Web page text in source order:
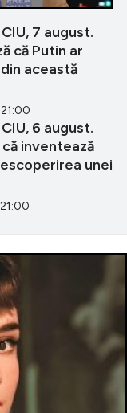
7 august.
că Putin ar
această
6 august.
că inventează
unei